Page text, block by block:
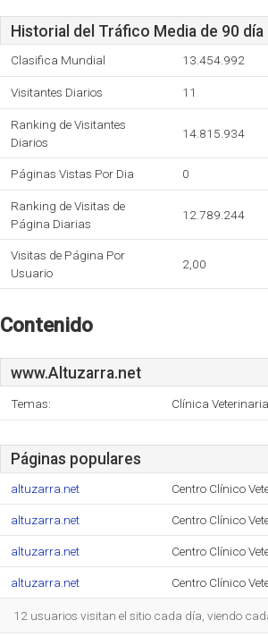
Historial del Tráfico Media de 90 día
Clasifica Mundial 13.454.992
Visitantes Diarios 11
Ranking de Visitantes
Diarios
14.815.934
Páginas Vistas Por Dia 0
Ranking de Visitas de
Página Diarias
12.789.244
Visitas de Página Por
Usuario
2,00
Contenido
www.Altuzarra.net
Temas: Clínica
Páginas populares
altuzarra.net Centro Clínico
altuzarra.net Centro Clínico
altuzarra.net Centro Clínico
altuzarra.net Centro Clínico
12 usuarios visitan el sitio cada día, viendo